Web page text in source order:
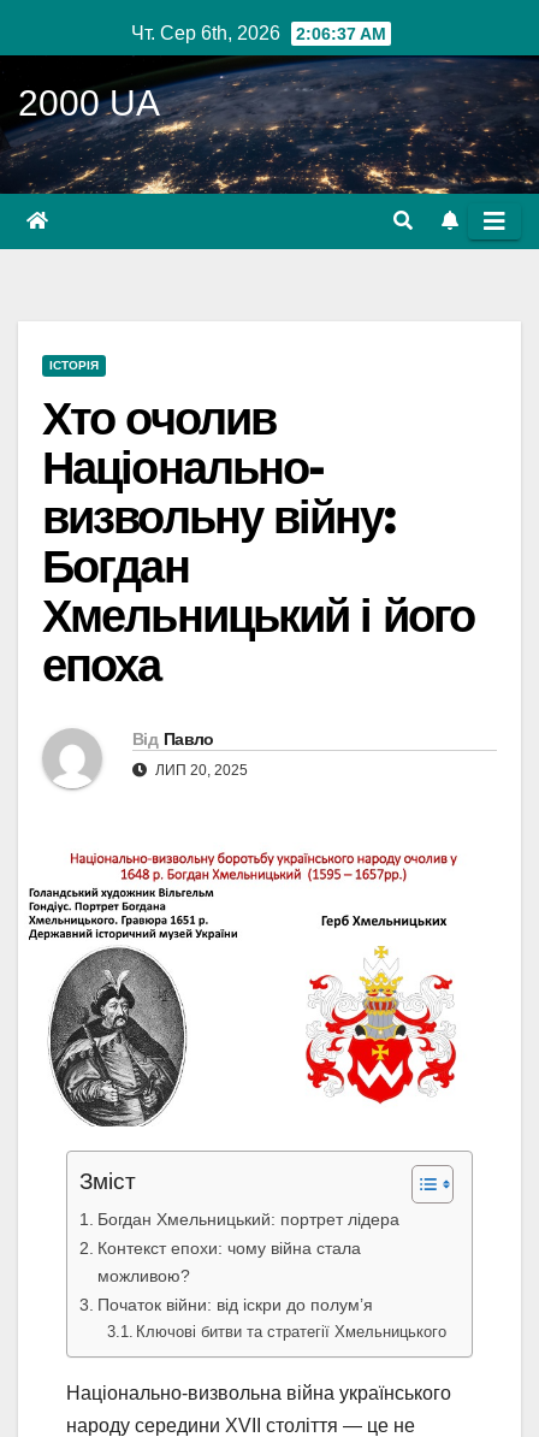
до
вмісту
Чт. Сер 6th, 2026 2:06:38 AM
2000 UA
ІСТОРІЯ
Хто очолив
Національно-
визвольну війну:
Богдан
Хмельницький і його
епоха
Від Павло
ЛИП 20, 2025
Зміст
Богдан Хмельницький: портрет лідера
Контекст епохи: чому війна стала
можливою?
Початок війни: від іскри до полум’я
Ключові битви та стратегії Хмельницького
Національно-визвольна війна українського
народу середини XVII століття — це не